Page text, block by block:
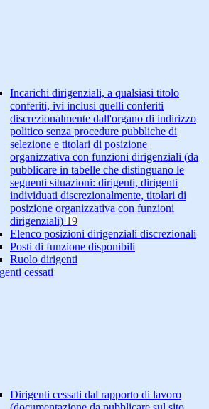
Incarichi dirigenziali, a qualsiasi titolo
conferiti, ivi inclusi quelli conferiti
discrezionalmente dall'organo di indirizzo
politico senza procedure pubbliche di
selezione e titolari di posizione
organizzativa con funzioni dirigenziali (da
pubblicare in tabelle che distinguano le
seguenti situazioni: dirigenti, dirigenti
individuati discrezionalmente, titolari di
posizione organizzativa con funzioni
dirigenziali) 19
Elenco posizioni dirigenziali discrezionali
Posti di funzione disponibili
Ruolo dirigenti
cessati
Dirigenti cessati dal rapporto di lavoro